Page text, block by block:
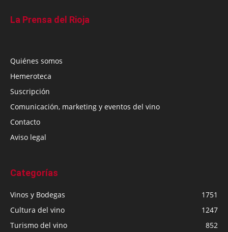
La Prensa del Rioja
Quiénes somos
Hemeroteca
Suscripción
Comunicación, marketing y eventos del vino
Contacto
Aviso legal
Categorías
Vinos y Bodegas
1751
Cultura del vino
1247
Turismo del vino
852